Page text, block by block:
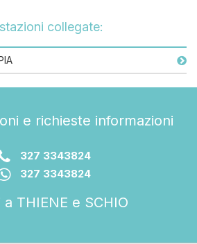
collegate:
e richieste informazioni
327 3343824
327 3343824
THIENE e SCHIO